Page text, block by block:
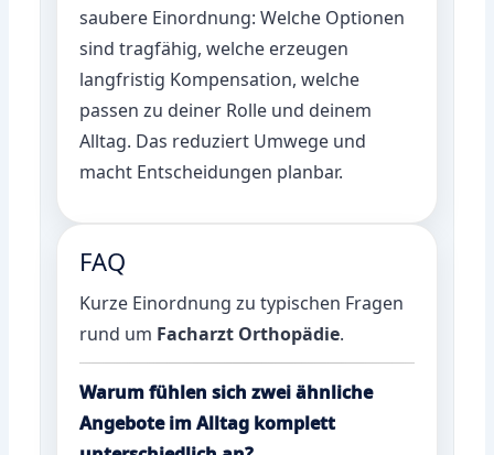
saubere Einordnung: Welche Optionen
sind tragfähig, welche erzeugen
langfristig Kompensation, welche
passen zu deiner Rolle und deinem
Alltag. Das reduziert Umwege und
macht Entscheidungen planbar.
FAQ
Kurze Einordnung zu typischen Fragen
rund um Facharzt Orthopädie.
Warum fühlen sich zwei ähnliche
Angebote im Alltag komplett